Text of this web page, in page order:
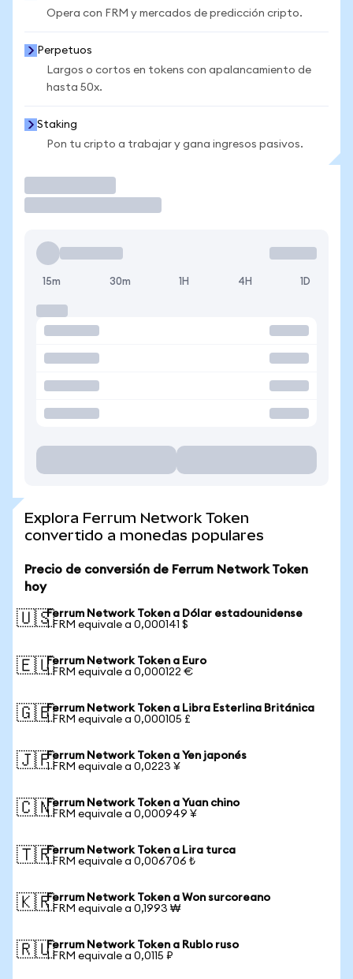
Opera con FRM y mercados de predicción cripto.
Perpetuos
Largos o cortos en tokens con apalancamiento de
hasta 50x.
Staking
Pon tu cripto a trabajar y gana ingresos pasivos.
15m 30m 1H 4H 1D
Explora Ferrum Network Token
convertido a monedas populares
Precio de conversión de Ferrum Network Token
hoy
🇺🇸Ferrum Network Token a Dólar estadounidense
1 FRM equivale a 0,000141 $
🇪🇺Ferrum Network Token a Euro
1 FRM equivale a 0,000122 €
🇬🇧Ferrum Network Token a Libra Esterlina Británica
1 FRM equivale a 0,000105 £
🇯🇵Ferrum Network Token a Yen japonés
1 FRM equivale a 0,0223 ¥
🇨🇳Ferrum Network Token a Yuan chino
1 FRM equivale a 0,000949 ¥
🇹🇷Ferrum Network Token a Lira turca
1 FRM equivale a 0,006706 ₺
🇰🇷Ferrum Network Token a Won surcoreano
1 FRM equivale a 0,1993 ₩
🇷🇺Ferrum Network Token a Rublo ruso
1 FRM equivale a 0,0115 ₽